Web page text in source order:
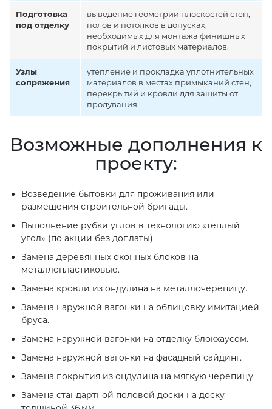
Подготовка
под отделку
выведение геометрии плоскостей стен,
полов и потолков в допусках,
необходимых для монтажа финишных
покрытий и листовых материалов.
Узлы
сопряжения
утепление и прокладка уплотнительных
материалов в местах примыканий стен,
перекрытий и кровли для защиты от
продувания.
Возможные дополнения к
проекту:
Возведение бытовки для проживания или
размещения строительной бригады.
Выполнение рубки углов в технологию «тёплый
угол» (по акции без доплаты).
Замена деревянных оконных блоков на
металлопластиковые.
Замена кровли из ондулина на металлочерепицу.
Замена наружной вагонки на облицовку имитацией
бруса.
Замена наружной вагонки на отделку блокхаусом.
Замена наружной вагонки на фасадный сайдинг.
Замена покрытия из ондулина на мягкую черепицу.
Замена стандартной половой доски на доску